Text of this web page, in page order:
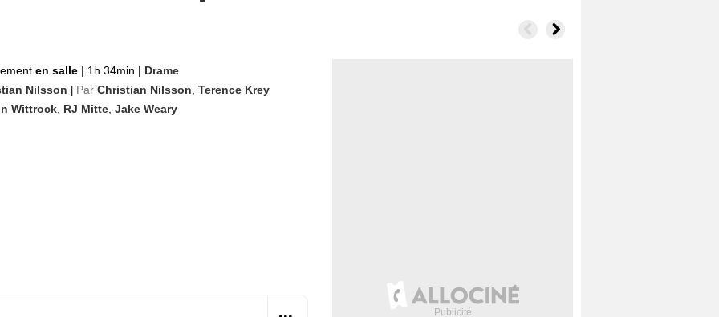
en salle | 1h 34min | Drame
Nilsson Par Christian Nilsson Terence Krey
Wittrock RJ Mitte Jake Weary